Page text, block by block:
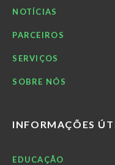
NOTÍCIAS
PARCEIROS
SERVIÇOS
SOBRE NÓS
INFORMAÇÕES
EDUCAÇÃO